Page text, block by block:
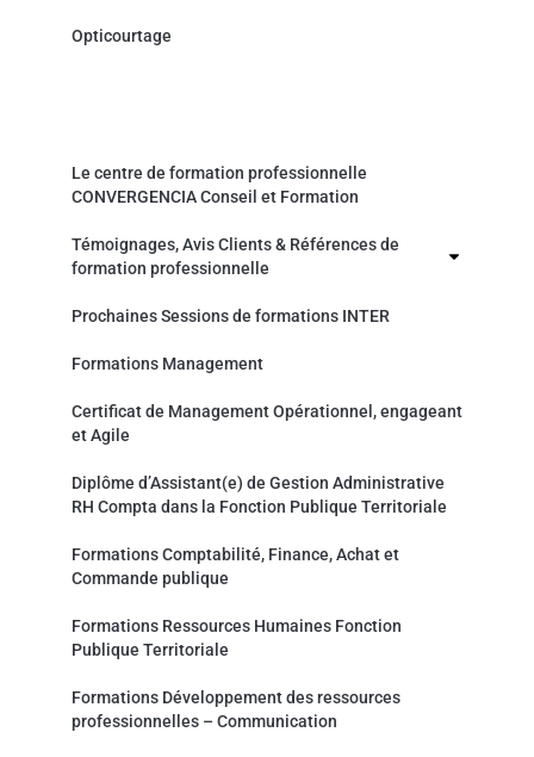
Opticourtage
Le centre de formation professionnelle
CONVERGENCIA Conseil et Formation
Témoignages, Avis Clients & Références de
formation professionnelle
Prochaines Sessions de formations INTER
Formations Management
Certificat de Management Opérationnel, engageant
et Agile
Diplôme d’Assistant(e) de Gestion Administrative
RH Compta dans la Fonction Publique Territoriale
Formations Comptabilité, Finance, Achat et
Commande publique
Formations Ressources Humaines Fonction
Publique Territoriale
Formations Développement des ressources
professionnelles – Communication